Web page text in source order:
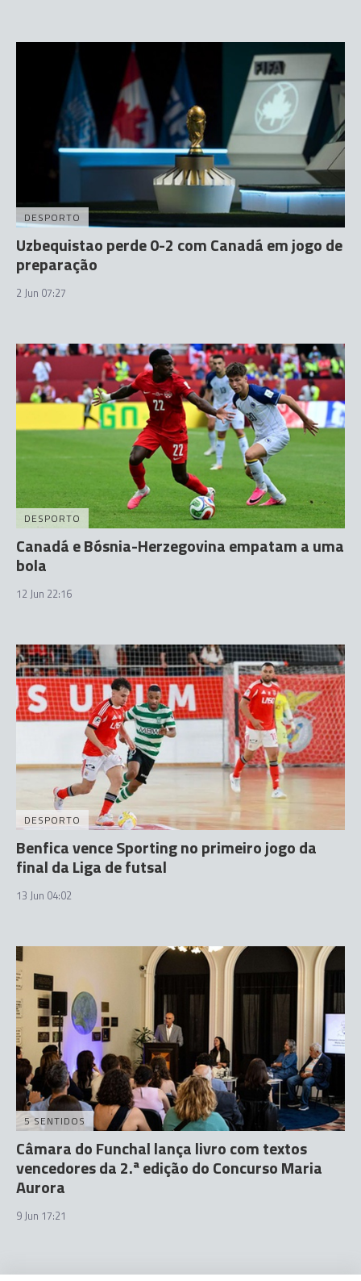
DESPORTO
Uzbequistao perde 0-2 com Canadá em jogo de
preparação
2 Jun 07:27
DESPORTO
Canadá e Bósnia-Herzegovina empatam a uma
bola
12 Jun 22:16
DESPORTO
Benfica vence Sporting no primeiro jogo da
final da Liga de futsal
13 Jun 04:02
5 SENTIDOS
Câmara do Funchal lança livro com textos
vencedores da 2.ª edição do Concurso Maria
Aurora
9 Jun 17:21